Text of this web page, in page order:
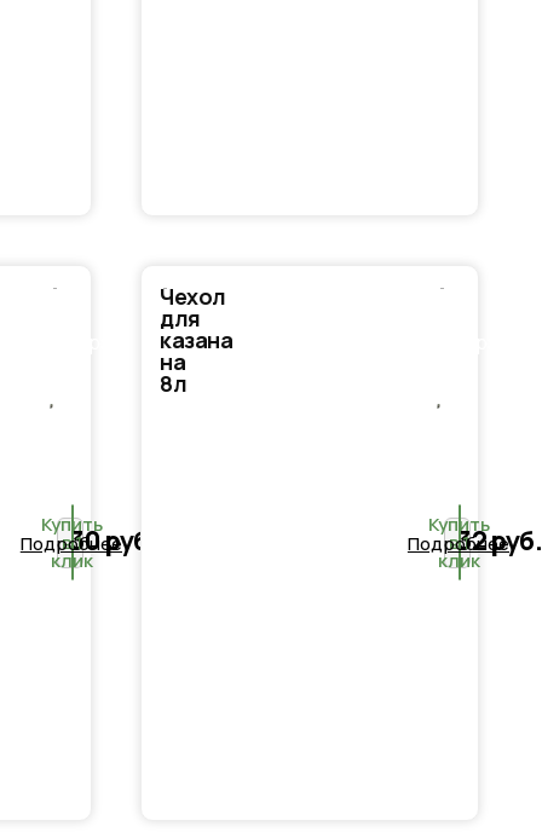
30руб.
Купить
в 1
клик
Подробнее
Чехол
для
казана
на
8л
32руб.
Купить
в 1
клик
Подробнее